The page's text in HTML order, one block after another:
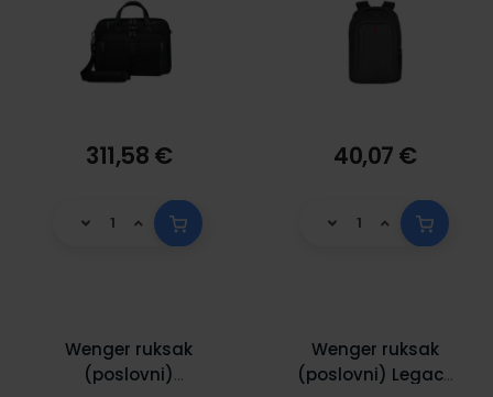
311,58 € 40,07 €
Wenger ruksak
(poslovni)
Wenger ruksak
(poslovni) Legacy